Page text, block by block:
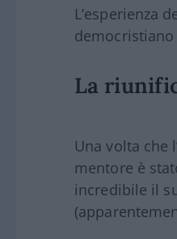
L’esperienza
democristiano
La
Una volta che
mentore è
incredibile il